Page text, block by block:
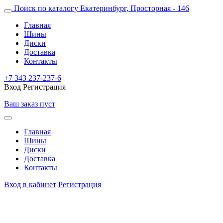
Поиск по каталогу Екатеринбург, Просторная - 146
Главная
Шины
Диски
Доставка
Контакты
+7 343 237-237-6
Вход Регистрация
Ваш заказ пуст
Главная
Шины
Диски
Доставка
Контакты
Вход в кабинет Регистрация